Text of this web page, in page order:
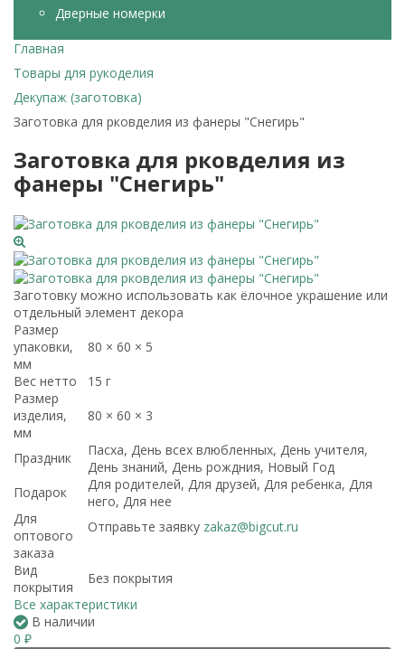
Дверные номерки
Главная
Товары для рукоделия
Декупаж (заготовка)
Заготовка для рковделия из фанеры "Снегирь"
Заготовка для рковделия из
фанеры "Снегирь"
Заготовку можно использовать как ёлочное украшение или
отдельный элемент декора
Размер
упаковки,
мм
80 × 60 × 5
Вес нетто
15 г
Размер
изделия,
мм
80 × 60 × 3
Праздник
Пасха, День всех влюбленных, День учителя,
День знаний, День рождния, Новый Год
Подарок
Для родителей, Для друзей, Для ребенка, Для
него, Для нее
Для
оптового
заказа
Отправьте заявку zakaz@bigcut.ru
Вид
покрытия
Без покрытия
Все характеристики
В наличии
0 ₽